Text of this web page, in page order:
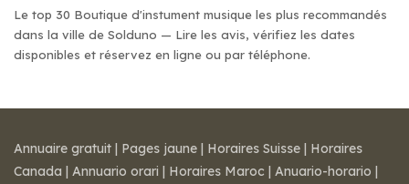
Le top 30 Boutique d'instument musique les plus recommandés
dans la ville de Solduno — Lire les avis, vérifiez les dates
disponibles et réservez en ligne ou par téléphone.
Annuaire gratuit | Pages jaune | Horaires Suisse | Horaires
Canada | Annuario orari | Horaires Maroc | Anuario-horario |